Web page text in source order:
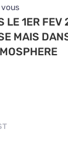
LE 1ER FEV
MAIS